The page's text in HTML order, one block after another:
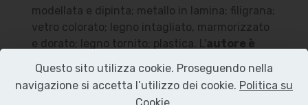
modellata e dipinta; metallo in lamina; filigrana;
vetro colorato; legno intagliato, marmorizzato
e dorato; legno tornito; plastica. L'autore è
datazione risale al secolo XIX. Misura cm
60x30x40 (HxLxP). Il Bene è custodito presso
Questo sito utilizza cookie. Proseguendo nella
navigazione si accetta l’utilizzo dei cookie. Politica su